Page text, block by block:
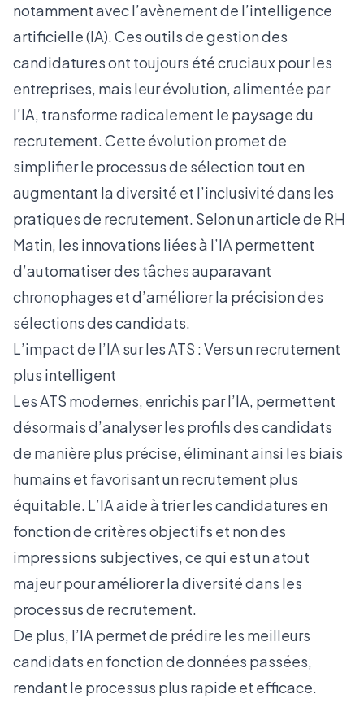
notamment avec l’avènement de l’intelligence
artificielle (IA). Ces outils de gestion des
candidatures ont toujours été cruciaux pour les
entreprises, mais leur évolution, alimentée par
l’IA, transforme radicalement le paysage du
recrutement. Cette évolution promet de
simplifier le processus de sélection tout en
augmentant la diversité et l’inclusivité dans les
pratiques de recrutement. Selon unarticle de RH
Matin, les innovations liées à l’IA permettent
d’automatiser des tâches auparavant
chronophages et d’améliorer la précision des
sélections des candidats.
L’impact de l’IA sur les ATS : Vers un recrutement
plus intelligent
Les ATS modernes, enrichis par l’IA, permettent
désormais d’analyser les profils des candidats
de manière plus précise, éliminant ainsi les biais
humains et favorisant un recrutement plus
équitable. L’IA aide à trier les candidatures en
fonction de critères objectifs et non des
impressions subjectives, ce qui est un atout
majeur pour améliorer la diversité dans les
processus de recrutement.
De plus, l’IA permet de prédire les meilleurs
candidats en fonction de données passées,
rendant le processus plus rapide et efficace.